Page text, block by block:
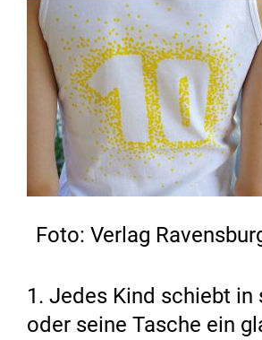
Foto: Verlag
1. Jedes Kind schiebt in
oder seine Tasche ein